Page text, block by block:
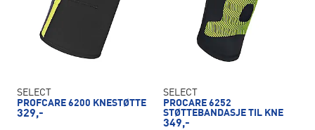
SELECT
PROFCARE 6200 KNESTØTTE
329,-
SELECT
PROCARE 6252
STØTTEBANDASJE TIL KNE
349,-